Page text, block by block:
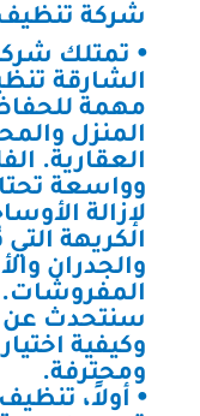
شركة
⦁ تمتلك
الشارقة
مهمة
المنزل
العقارية.
وواسعة
لإزالة
الكريهة
والجدران
المفروشات.
سنتحدث عن
وكيفية
ومحترفة.
⦁ أولاً،